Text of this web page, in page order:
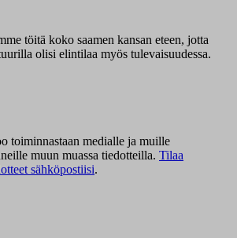
töitä koko saamen kansan eteen, jotta
olisi elintilaa myös tulevaisuudessa.
toiminnastaan medialle ja muille
muun muassa tiedotteilla. Tilaa
sähköpostiisi.